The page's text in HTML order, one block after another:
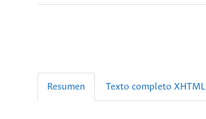
Resumen Texto completo XHTML